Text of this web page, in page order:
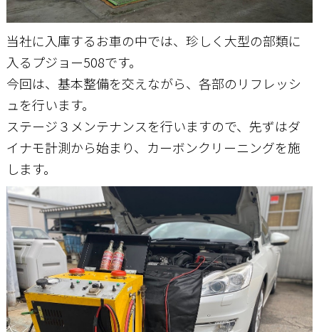
当社に入庫するお車の中では、珍しく大型の部類に
入るプジョー508です。
今回は、基本整備を交えながら、各部のリフレッシ
ュを行います。
ステージ３メンテナンスを行いますので、先ずはダ
イナモ計測から始まり、カーボンクリーニングを施
します。